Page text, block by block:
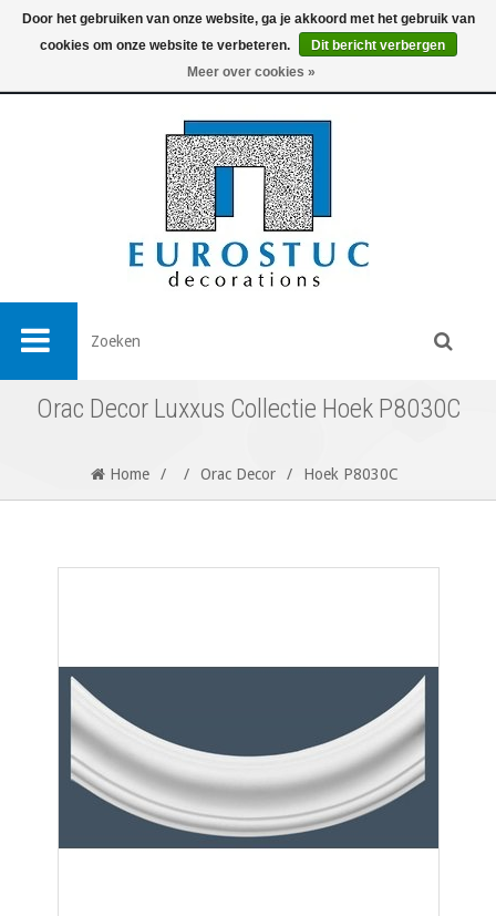
0
Orac Decor Luxxus Collectie Hoek P8030C
Home / / Orac Decor / Hoek P8030C
Door het gebruiken van onze website, ga je akkoord met het gebruik van
cookies om onze website te verbeteren.
Dit bericht verbergen
Meer over cookies »